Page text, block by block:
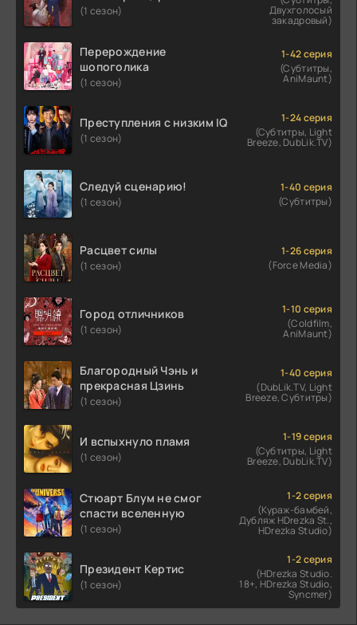
(1 сезон) Двухголосый
закадровый)
Перерождение
шопоголика
(1 сезон)
1-42 серия
(Субтитры,
AniMaunt)
Преступления с низким IQ
(1 сезон)
1-24 серия
(Субтитры, Light
Breeze, DubLik.TV)
Следуй сценарию!
(1 сезон)
1-40 серия
(Субтитры)
Расцвет силы
(1 сезон)
1-26 серия
(Force Media)
Город отличников
(1 сезон)
1-10 серия
(Coldfilm,
AniMaunt)
Благородный Чэнь и
прекрасная Цзинь
(1 сезон)
1-40 серия
(DubLik.TV, Light
Breeze, Субтитры)
И вспыхнуло пламя
(1 сезон)
1-19 серия
(Субтитры, Light
Breeze, DubLik.TV)
Стюарт Блум не смог
спасти вселенную
(1 сезон)
1-2 серия
(Кураж-бамбей,
Дубляж HDrezka St.,
HDrezka Studio)
Президент Кертис
(1 сезон)
1-2 серия
(HDrezka Studio.
18+, HDrezka Studio,
Syncmer)